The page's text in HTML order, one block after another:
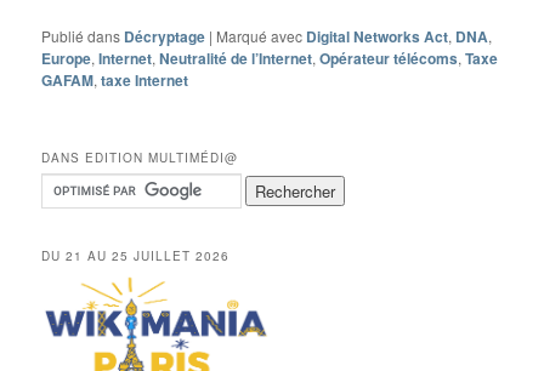
Publié dans Décryptage | Marqué avec Digital Networks Act, DNA,
Europe,Internet,Neutralité de l’Internet,Opérateur télécoms,Taxe
GAFAM,taxe Internet
DANS EDITION MULTIMÉDI@
DU 21 AU 25 JUILLET 2026